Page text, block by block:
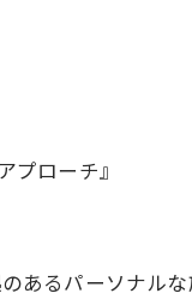
プローチ』
あるパーソナル